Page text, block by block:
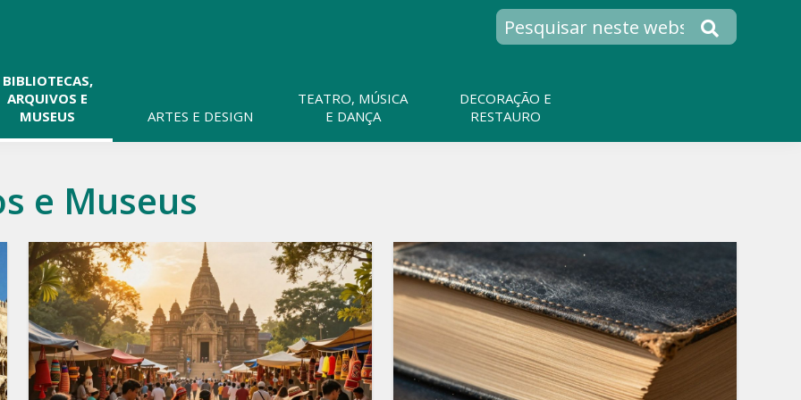
BIBLIOTECAS,
ARQUIVOS E
MUSEUS
ARTES E DESIGN
TEATRO, MÚSICA
E DANÇA
DECORAÇÃO E
RESTAURO
e Museus